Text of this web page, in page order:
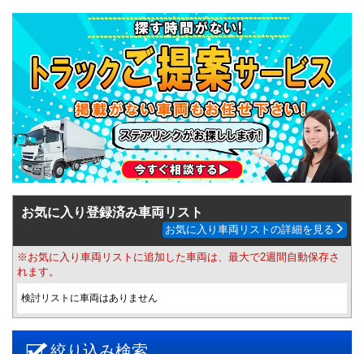
お気に入り登録済み車両リスト
お気に入り車両リストの詳細を見る
※お気に入り車両リストに追加した車両は、最大で2週間自動保存さ
れます。
検討リストに車両はありません